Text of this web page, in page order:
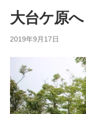
大台ケ原
2019年9月17日